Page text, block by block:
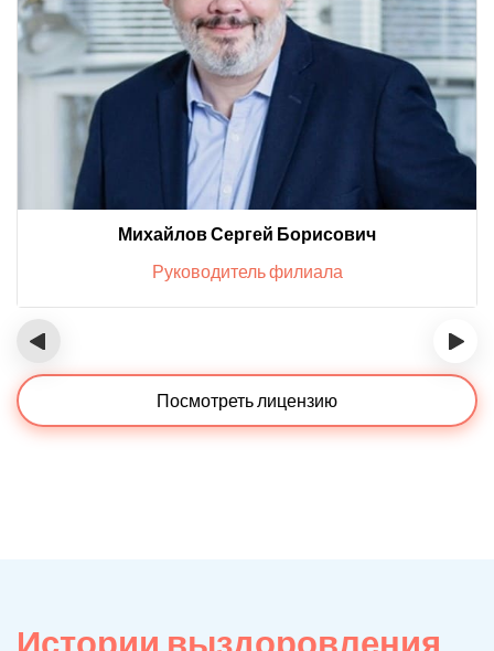
Михайлов Сергей Борисович
Руководитель филиала
‹ ›
Посмотреть лицензию
Истории выздоровления